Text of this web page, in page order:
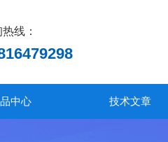
线：
中心 技术文章